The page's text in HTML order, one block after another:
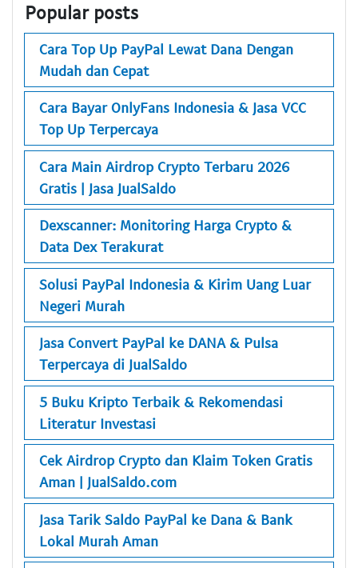
Popular posts
Cara Top Up PayPal Lewat Dana Dengan
Mudah dan Cepat
Cara Bayar OnlyFans Indonesia & Jasa VCC
Top Up Terpercaya
Cara Main Airdrop Crypto Terbaru 2026
Gratis | Jasa JualSaldo
Dexscanner: Monitoring Harga Crypto &
Data Dex Terakurat
Solusi PayPal Indonesia & Kirim Uang Luar
Negeri Murah
Jasa Convert PayPal ke DANA & Pulsa
Terpercaya di JualSaldo
5 Buku Kripto Terbaik & Rekomendasi
Literatur Investasi
Cek Airdrop Crypto dan Klaim Token Gratis
Aman | JualSaldo.com
Jasa Tarik Saldo PayPal ke Dana & Bank
Lokal Murah Aman